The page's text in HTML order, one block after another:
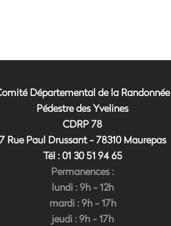
Départemental de la Randonnée
Pédestre des Yvelines
CDRP 78
7 Rue Paul Drussant - 78310 Maurepas
Tél : 01 30 51 9465
Permanences :
lundi : 9h - 12h
mardi : 9h - 17h
jeudi : 9h - 17h